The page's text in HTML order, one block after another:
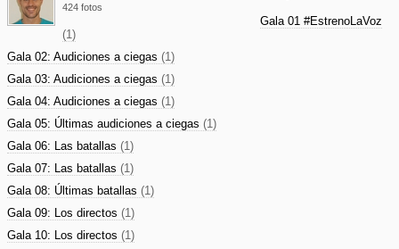
424 fotos
Gala 01 #EstrenoLaVoz
(1)
Gala 02: Audiciones a ciegas (1)
Gala 03: Audiciones a ciegas (1)
Gala 04: Audiciones a ciegas (1)
Gala 05: Últimas audiciones a ciegas (1)
Gala 06: Las batallas (1)
Gala 07: Las batallas (1)
Gala 08: Últimas batallas (1)
Gala 09: Los directos (1)
Gala 10: Los directos (1)